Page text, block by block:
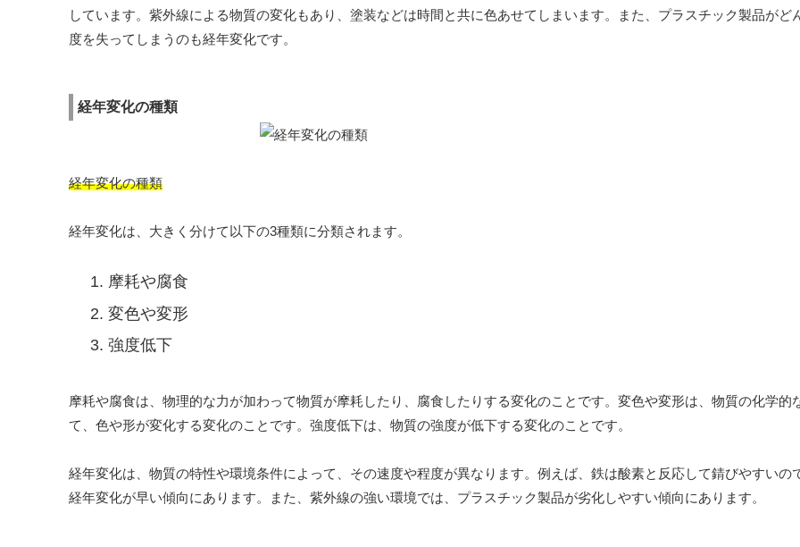
しています。紫外線による物質の変化もあり、塗装などは時間と共に色あせてしまいます。また、プラスチック製品がど
度を失ってしまうのも経年変化です。
経年変化の種類
経年変化の種類
経年変化は、大きく分けて以下の3種類に分類されます。
摩耗や腐食
変色や変形
強度低下
摩耗や腐食は、物理的な力が加わって物質が摩耗したり、腐食したりする変化のことです。変色や変形は、物質の化学的
て、色や形が変化する変化のことです。強度低下は、物質の強度が低下する変化のことです。
経年変化は、物質の特性や環境条件によって、その速度や程度が異なります。例えば、鉄は酸素と反応して錆びやすいの
経年変化が早い傾向にあります。また、紫外線の強い環境では、プラスチック製品が劣化しやすい傾向にあります。